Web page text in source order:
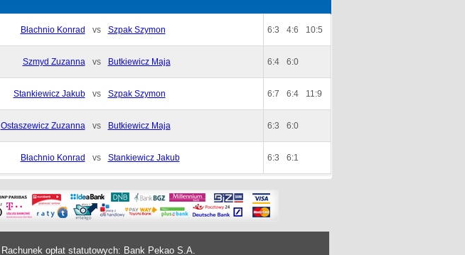
Błachnio Konrad vs Szpak Szymon 6:3 4:6 10:5
Szmyd Zuzanna vs Butkiewicz Maja 6:4 6:0
Stankiewicz Jakub vs Szpak Szymon 6:7 6:4 11:9
Ostaszewicz Zuzanna vs Butkiewicz Maja 6:3 6:0
Błachnio Konrad vs Stankiewicz Jakub 6:3 6:1
Rachunek opłat statutowych: Bank Pekao S.A.